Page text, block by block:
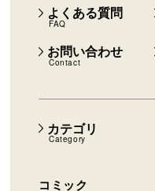
カテゴリ
Category
コミック
よくある質問
FAQ
お問い合わせ
Contact